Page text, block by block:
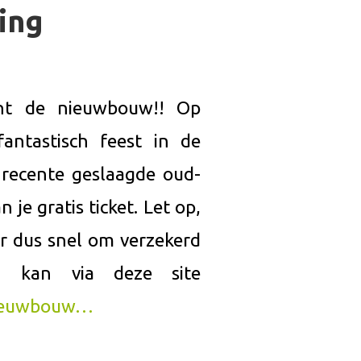
de nieuwbouw!! Op
feest in de
geslaagde oud-
je gratis ticket. Let op,
dus snel om verzekerd
kan via deze site